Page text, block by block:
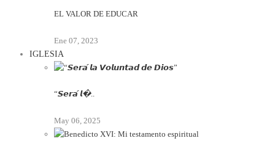
EL VALOR DE EDUCAR
Ene 07, 2023
IGLESIA
“𝙎𝙚𝙧𝙖́ 𝙡�..
May 06, 2025